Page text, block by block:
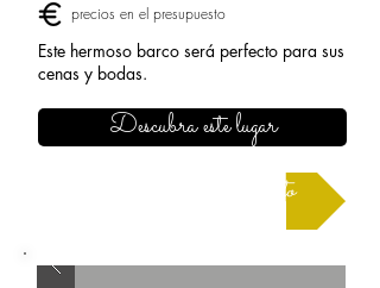
precios en el presupuesto
Este hermoso barco será perfecto para sus
cenas y bodas.
Descubra este lugar
Solicitar un presupuesto